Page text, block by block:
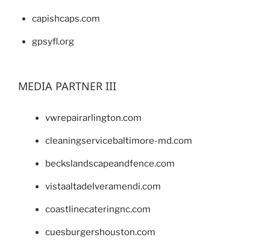
capishcaps.com
gpsyfl.org
MEDIA PARTNER III
vwrepairarlington.com
cleaningservicebaltimore-md.com
beckslandscapeandfence.com
vistaaltadelveramendi.com
coastlinecateringnc.com
cuesburgershouston.com